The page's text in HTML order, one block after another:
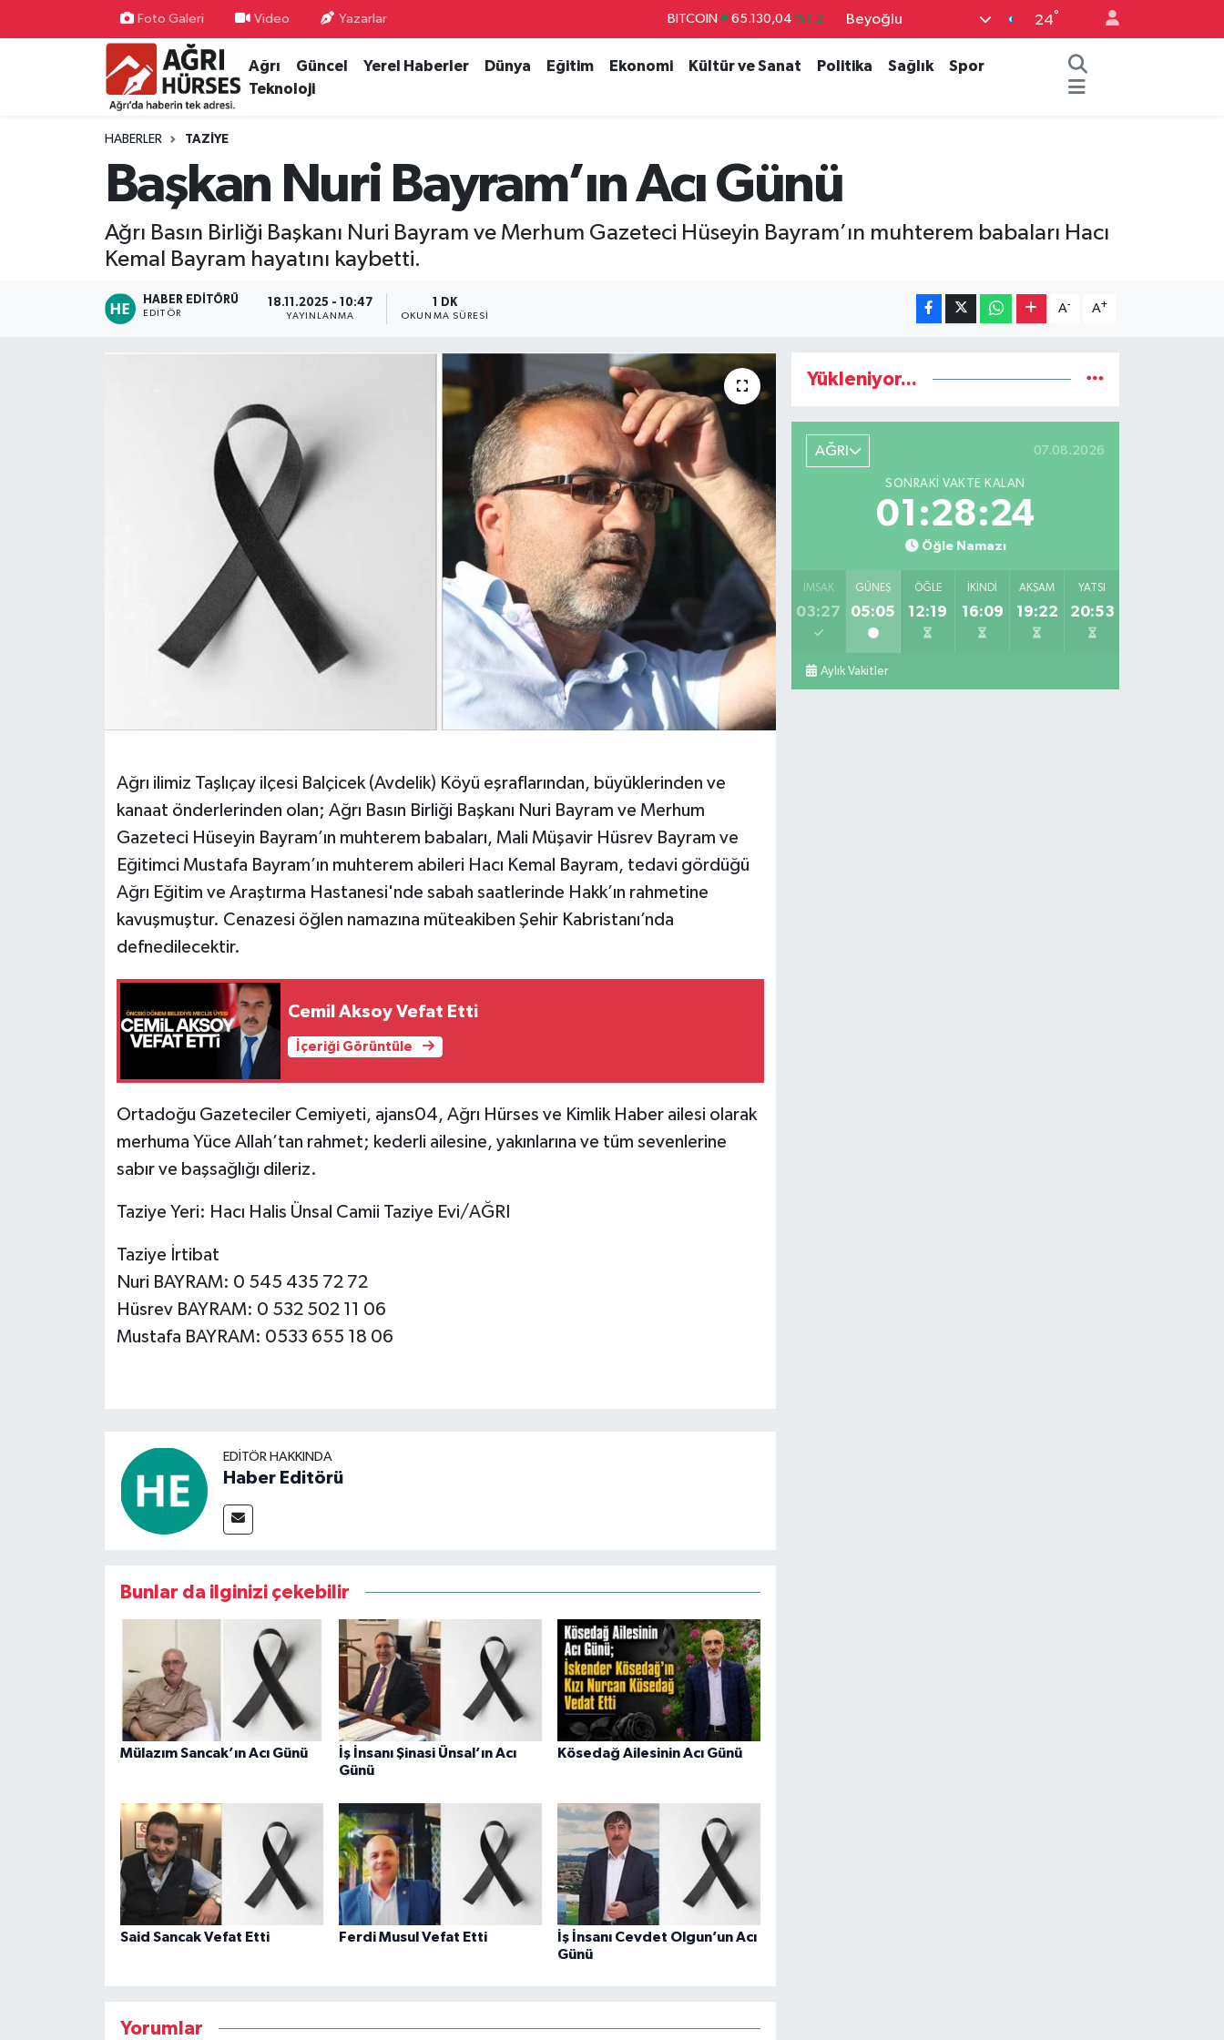
Foto Galeri Video Yazarlar BITCOIN 65.130,04 %1.2
BİST100 13.773 %-19
Beyoğlu 24°
Ağrı Güncel Yerel Haberler Dünya Eğitim Ekonomi Kültür ve Sanat Politika Sağlık
Spor
Teknoloji
HABERLER TAZIYE
Başkan Nuri Bayram’ın Acı Günü
Ağrı Basın Birliği Başkanı Nuri Bayram ve Merhum Gazeteci Hüseyin Bayram’ın muhterem babaları Hacı
Kemal Bayram hayatını kaybetti.
HABER EDITÖRÜ
EDITÖR
18.11.2025 - 10:47
YAYINLANMA
1 DK
OKUNMA SÜRESI
A- A+
Ağrı ilimiz Taşlıçay ilçesi Balçicek (Avdelik) Köyü eşraflarından, büyüklerinden ve
kanaat önderlerinden olan; Ağrı Basın Birliği Başkanı Nuri Bayram ve Merhum
Gazeteci Hüseyin Bayram’ın muhterem babaları, Mali Müşavir Hüsrev Bayram ve
Eğitimci Mustafa Bayram’ın muhterem abileri Hacı Kemal Bayram, tedavi gördüğü
Ağrı Eğitim ve Araştırma Hastanesi'nde sabah saatlerinde Hakk’ın rahmetine
kavuşmuştur. Cenazesi öğlen namazına müteakiben Şehir Kabristanı’nda
defnedilecektir.
Cemil Aksoy Vefat Etti
İçeriği Görüntüle
Ortadoğu Gazeteciler Cemiyeti, ajans04, Ağrı Hürses ve Kimlik Haber ailesi olarak
merhuma Yüce Allah’tan rahmet; kederli ailesine, yakınlarına ve tüm sevenlerine
sabır ve başsağlığı dileriz.
Taziye Yeri: Hacı Halis Ünsal Camii Taziye Evi/AĞRI
Taziye İrtibat
Nuri BAYRAM: 0 545 435 72 72
Hüsrev BAYRAM: 0 532 502 11 06
Mustafa BAYRAM: 0533 655 18 06
EDITÖR HAKKINDA
Haber Editörü
Bunlar da ilginizi çekebilir
Mülazım Sancak’ın Acı Günü
İş İnsanı Şinasi Ünsal’ın Acı
Günü
Kösedağ Ailesinin Acı Günü
Said Sancak Vefat Etti Ferdi Musul Vefat Etti
İş İnsanı Cevdet Olgun’un Acı
Günü
Yorumlar
Yükleniyor...
AĞRI 07.08.2026
SONRAKI VAKTE KALAN
01:28:24
Öğle Namazı
İMSAK
03:27
GÜNEŞ
05:05
ÖĞLE
12:19
İKINDI
16:09
AKŞAM
19:22
YATSI
20:53
Aylık Vakitler
Hava Durumu
Trafik Durumu
Süper Lig Puan Durumu ve Fikstür
Son Dakika Haberleri
Haber Arşivi